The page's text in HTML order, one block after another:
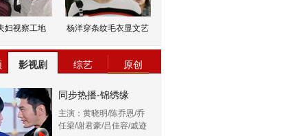
妇视察工地 杨洋穿条纹毛衣显文艺
影视剧 综艺 原创
同步热播-锦绣缘
主演：黄晓明/陈乔恩/乔
任梁/谢君豪/吕佳容/戚迹